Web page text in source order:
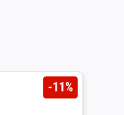
-11%